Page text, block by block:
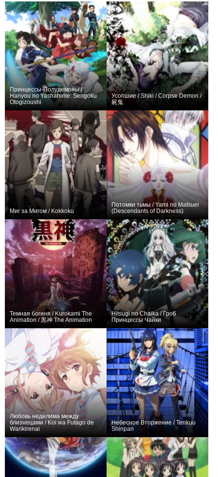
Принцессы-Полудемоны /
Hanyou no Yashahime: Sengoku
Otogizoushi
Усопшие / Shiki / Corpse Demon /
屍鬼
Миг за Мигом / Kokkoku
Потомки тьмы / Yami no Matsuei
(Descendants of Darkness)
Темная богиня / Kurokami The
Animation / 黒神 The Animation
Hitsugi no Chaika / Гроб
Принцессы Чайки
Любовь неделима между
близнецами / Koi wa Futago de
Warikirenai
Небесное Вторжение / Tenkuu
Shinpan